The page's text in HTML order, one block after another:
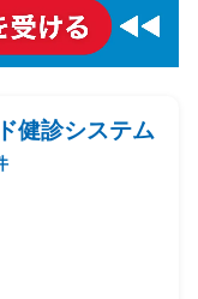
健診システム